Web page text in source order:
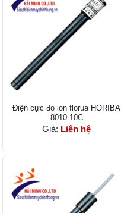
Điện cực đo ion florua HORIBA
8010-10C
Giá: Liên hệ